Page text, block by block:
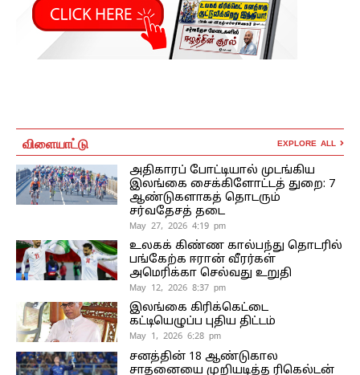
விளையாட்டு EXPLORE ALL
அதிகாரப் போட்டியால் முடங்கிய
இலங்கை சைக்கிளோட்டத் துறை: 7
ஆண்டுகளாகத் தொடரும்
சர்வதேசத் தடை
May 27, 2026 4:19 pm
உலகக் கிண்ண கால்பந்து தொடரில்
பங்கேற்க ஈரான் வீரர்கள்
அமெரிக்கா செல்வது உறுதி
May 12, 2026 8:37 pm
இலங்கை கிரிக்கெட்டை
கட்டியெழுப்ப புதிய திட்டம்
May 1, 2026 6:28 pm
சனத்தின் 18 ஆண்டுகால
சாதனையை முறியடித்த ரிகெல்டன்